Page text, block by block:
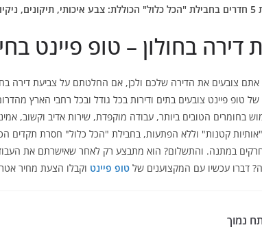
₪
דירה בחולון – טופ פיינט
צובעים את הדירה שלכם ולכן, אם החלטתם על צביעת דירה
טופ פיינט צובעים בתים ודירות בכל גודל ובכל רחבי הארץ
בחומרים הטובים ביותר, עבודה מוקפדת, שירות אדיב וקשוב,
קטנות" וללא הפתעות, בחבילת "הכל כלול" חסרת תקדים
דברו עכשיו עם המקצוענים של טופ פיינט וקבלו הצעת מחיר
נמוך